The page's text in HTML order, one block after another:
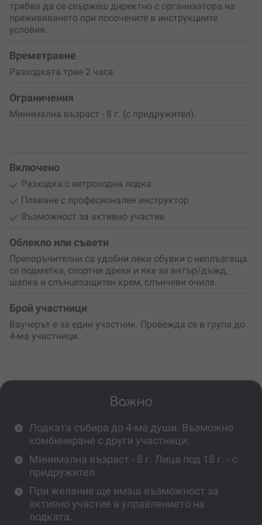
Готов ли си да отплаваш?Подари си 2 часа
спокойствие, свобода и вдъхновение или изненадай
любим човек с ваучер за преживяване, което
спомен, който ще разказваш с усмивка.
трябва да се свържеш директно с организатора на
преживяването при посочените в инструкциите
условия.
Времетраене
Разходката трае 2 часа.
Ограничения
Минимална възраст - 8 г. (с придружител).
Включено
Разходка с ветроходна лодка
Плаване с професионален инструктор
Възможност за активно участие
Облекло или съвети
Препоръчителни са удобни леки обувки с неплъзгаща
се подметка, спортни дрехи и яке за вятър/дъжд,
шапка и слънцезащитен крем, слънчеви очила.
Брой участници
Ваучерът е за един участник. Провежда се в група до
4-ма участници.
Важно
Лодката събира до 4-ма души. Възможно
комбиниране с други участници.
Минимална възраст - 8 г. Лица под 18 г. - с
придружител.
При желание ще имаш възможност за
активно участие в управлението на
лодката.